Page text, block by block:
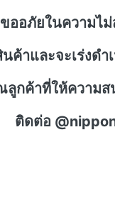
ขออภัยในความไ
าและจะเร่งด
กค้าที่ให้ควา
ติดต่อ